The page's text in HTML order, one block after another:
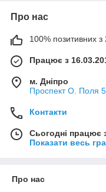
Про нас
100% позитивних з
Працює з
м. Дніпро
Проспект О. Поля
Контакти
Сьогодні працює
Показати весь
Про нас